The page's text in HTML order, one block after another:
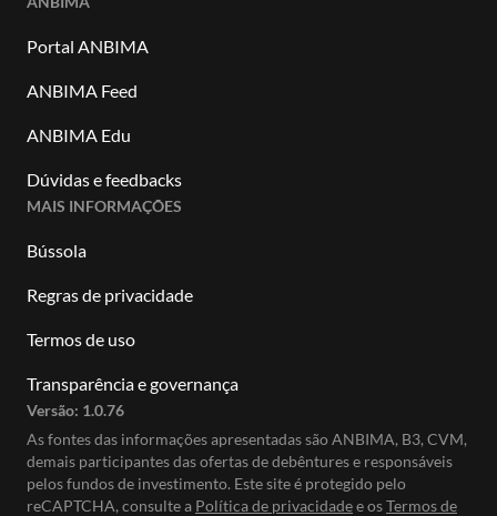
Portal ANBIMA
ANBIMA Feed
ANBIMA Edu
Dúvidas e feedbacks
MAIS INFORMAÇÕES
Bússola
Regras de privacidade
Termos de uso
Transparência e governança
Versão: 1.0.76
As fontes das informações apresentadas são ANBIMA, B3, CVM,
demais participantes das ofertas de debêntures e responsáveis
pelos fundos de investimento. Este site é protegido pelo
reCAPTCHA, consulte a Política de privacidadee osTermos de